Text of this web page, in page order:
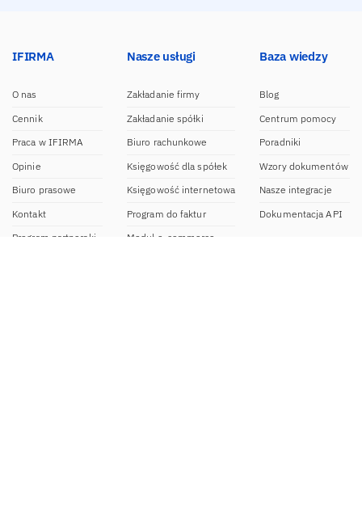
IFIRMA
O nas
Cennik
Praca w IFIRMA
Opinie
Biuro prasowe
Kontakt
Program partnerski
Nasze usługi
Zakładanie firmy
Zakładanie spółki
Biuro rachunkowe
Księgowość dla spółek
Księgowość internetowa
Program do faktur
Moduł e-commerce
Baza wiedzy
Blog
Centrum pomocy
Poradniki
Wzory dokumentów
Nasze integracje
Dokumentacja API